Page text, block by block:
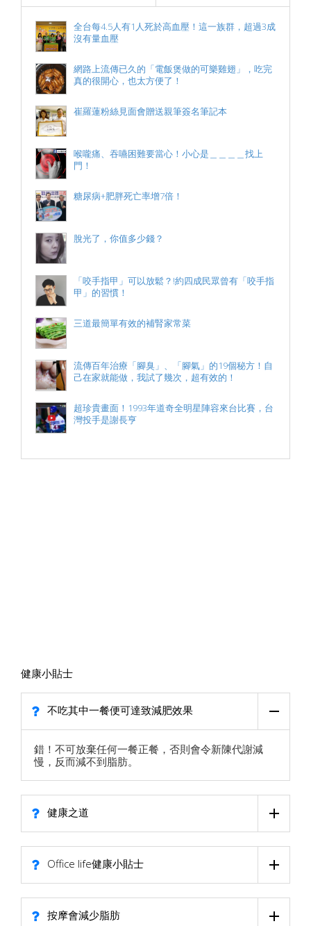
全台每4.5人有1人死於高血壓！這一族群，超過3成
沒有量血壓
網路上流傳已久的「電飯煲做的可樂雞翅」，吃完
真的很開心，也太方便了！
崔羅蓮粉絲見面會贈送親筆簽名筆記本
喉嚨痛、吞嚥困難要當心！小心是＿＿＿＿找上
門！
糖尿病+肥胖死亡率增7倍！
脫光了，你值多少錢？
「咬手指甲」可以放鬆？!約四成民眾曾有「咬手指
甲」的習慣！
三道最簡單有效的補腎家常菜
流傳百年治療「腳臭」、「腳氣」的19個秘方！自
己在家就能做，我試了幾次，超有效的！
超珍貴畫面！1993年道奇全明星陣容來台比賽，台
灣投手是謝長亨
健康小貼士
不吃其中一餐便可達致減肥效果
錯！不可放棄任何一餐正餐，否則會令新陳代謝減
慢，反而減不到脂肪。
健康之道
Office life健康小貼士
按摩會減少脂肪